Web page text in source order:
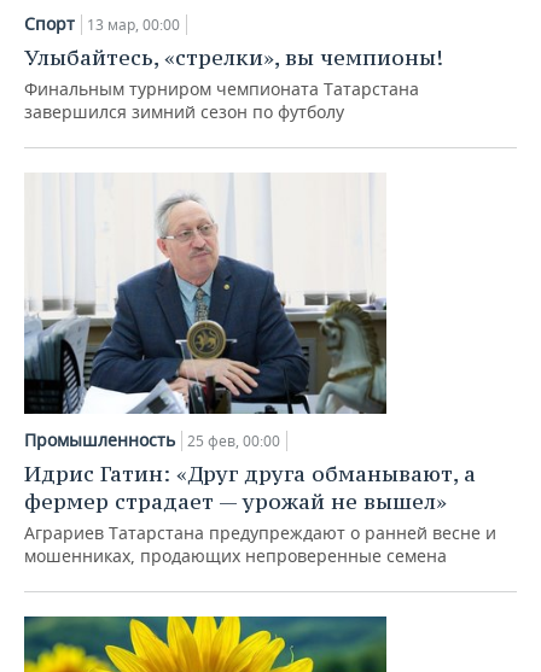
Спорт 13 мар, 00:00
Улыбайтесь, «стрелки», вы чемпионы!
Финальным турниром чемпионата Татарстана
завершился зимний сезон по футболу
Промышленность 25 фев, 00:00
Идрис Гатин: «Друг друга обманывают, а
фермер страдает — урожай не вышел»
Аграриев Татарстана предупреждают о ранней весне и
мошенниках, продающих непроверенные семена